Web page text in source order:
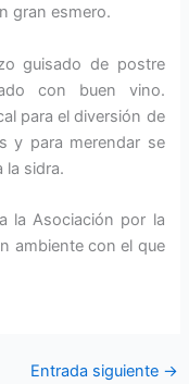
gran esmero.
guisado de postre
con buen vino.
para el diversión de
y para merendar se
la sidra.
la Asociación por la
ambiente con el que
Entrada siguiente →